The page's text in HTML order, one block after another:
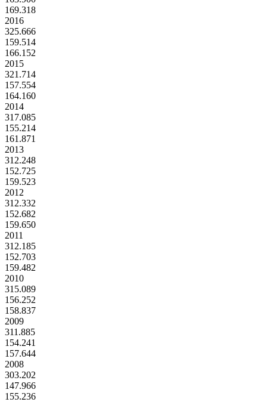
169.318
2016
325.666
159.514
166.152
2015
321.714
157.554
164.160
2014
317.085
155.214
161.871
2013
312.248
152.725
159.523
2012
312.332
152.682
159.650
2011
312.185
152.703
159.482
2010
315.089
156.252
158.837
2009
311.885
154.241
157.644
2008
303.202
147.966
155.236